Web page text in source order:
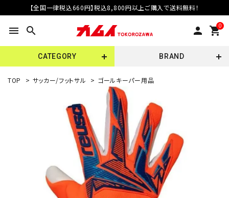
【全国一律税込660円】税込8,800円以上ご購入で送料無料！
menu search person 0
shopping_cart
CATEGORY BRAND
TOP > サッカー/フットサル > ゴールキーパー用品